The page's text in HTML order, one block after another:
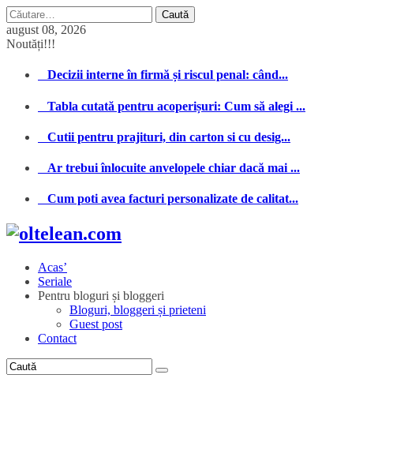
Caută
după:
august 08, 2026
Noutăți!!!
Decizii interne în firmă și riscul penal: când...
Tabla cutată pentru acoperișuri: Cum să alegi ...
Cutii pentru prajituri, din carton si cu desig...
Ar trebui înlocuite anvelopele chiar dacă mai ...
Cum poti avea facturi personalizate de calitat...
Acas’
Seriale
Pentru bloguri și bloggeri
Bloguri, bloggeri și prieteni
Guest post
Contact